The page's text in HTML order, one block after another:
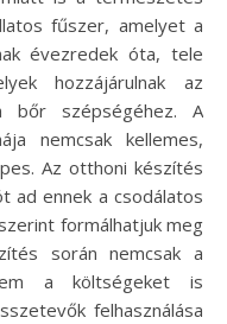
fűszer, amelyet a
évezredek óta, tele
hozzájárulnak az
bőr szépségéhez. A
nemcsak kellemes,
Az otthoni készítés
ad ennek a csodálatos
formálhatjuk meg
során nemcsak a
a költségeket is
felhasználása